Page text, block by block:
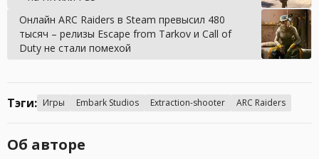
Онлайн ARC Raiders в Steam превысил 480
тысяч – релизы Escape from Tarkov и Call of
Duty не стали помехой
Тэги: Игры Embark Studios Extraction-shooter ARC Raiders
Об авторе